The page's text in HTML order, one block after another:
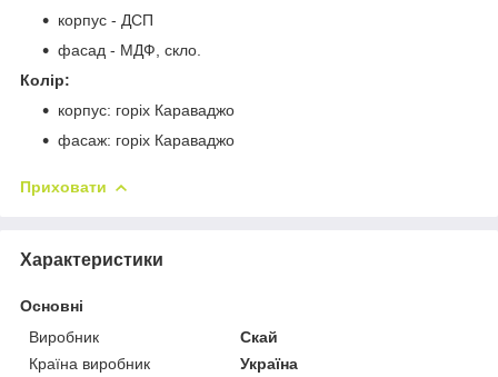
корпус - ДСП
фасад - МДФ, скло.
Колір:
корпус: горіх Караваджо
фасаж: горіх Караваджо
Приховати
Характеристики
Основні
Виробник
Скай
Країна виробник
Україна